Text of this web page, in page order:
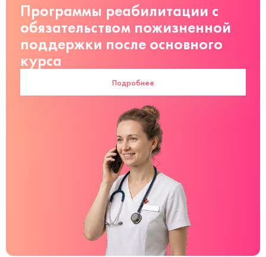
Программы реабилитации с
обязательством пожизненной
поддержки после основного
курса
Подробнее